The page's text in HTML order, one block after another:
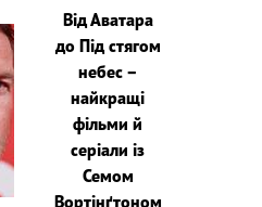
Від Аватара
до Під стягом
небес –
найкращі
фільми й
серіали із
Семом
Вортінґтоном